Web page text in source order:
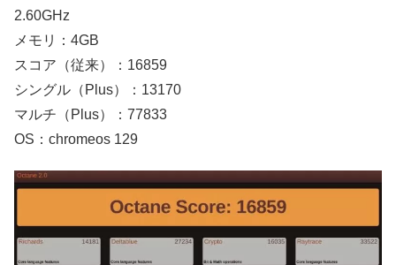
2.60GHz
メモリ：4GB
スコア（従来）：16859
シングル（Plus）：13170
マルチ（Plus）：77833
OS：chromeos 129